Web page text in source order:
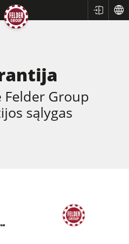
centrai
Felder Group
sąlygas